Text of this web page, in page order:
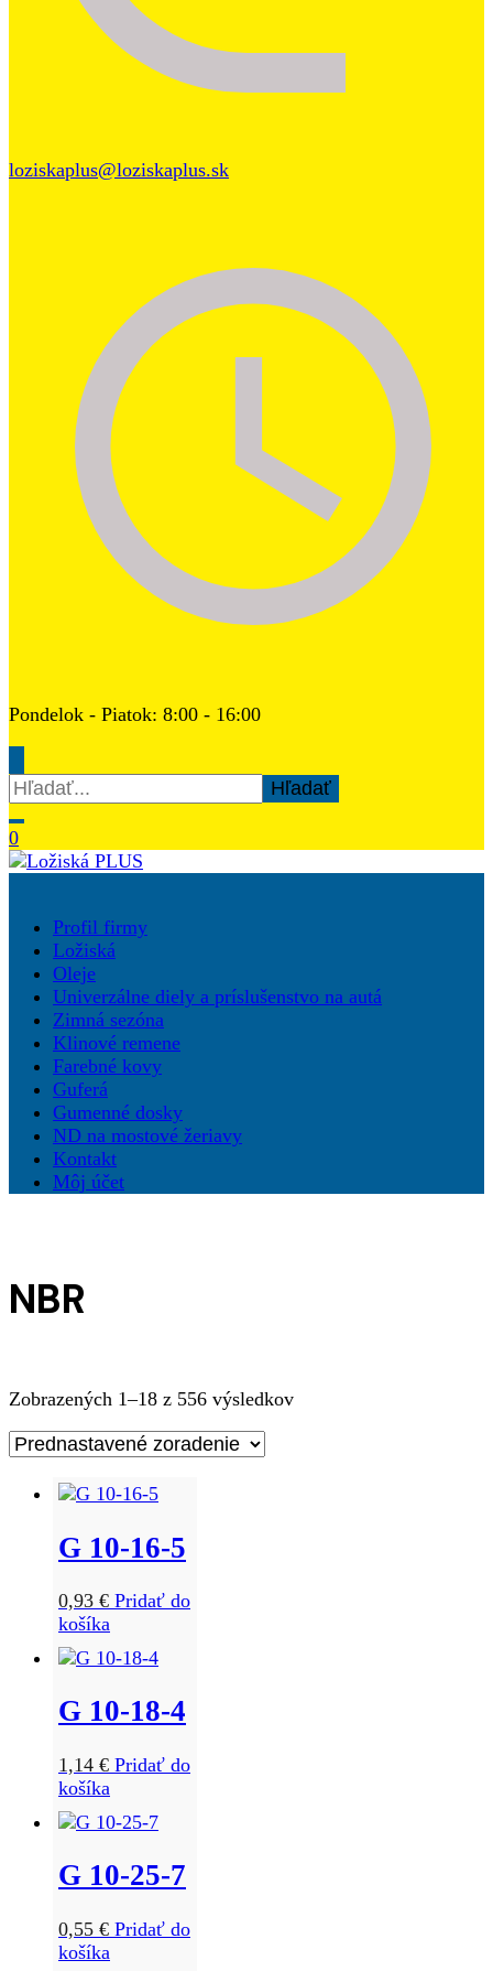
loziskaplus@loziskaplus.sk
Pondelok - Piatok: 8:00 - 16:00
Hľadať:
0
Ložiská PLUS
Profil firmy
Ložiská
Oleje
Univerzálne diely a príslušenstvo na autá
Zimná sezóna
Klinové remene
Farebné kovy
Guferá
Gumenné dosky
ND na mostové žeriavy
Kontakt
Môj účet
NBR
Zobrazených 1–18 z 556 výsledkov
G 10-16-5
0,93 € Pridať do
košíka
G 10-18-4
1,14 € Pridať do
košíka
G 10-25-7
0,55 € Pridať do
košíka